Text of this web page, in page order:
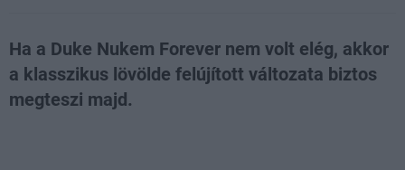
Ha a Duke Nukem Forever nem volt elég, akkor
a klasszikus lövölde felújított változata biztos
megteszi majd.